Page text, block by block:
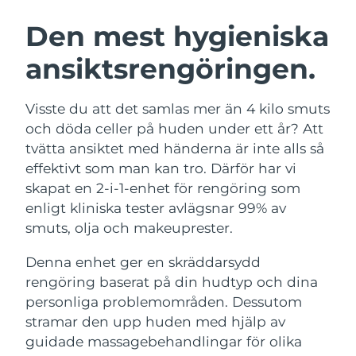
Den mest hygieniska
ansiktsrengöringen.
Visste du att det samlas mer än 4 kilo smuts
och döda celler på huden under ett år? Att
tvätta ansiktet med händerna är inte alls så
effektivt som man kan tro. Därför har vi
skapat en 2-i-1-enhet för rengöring som
enligt kliniska tester avlägsnar 99% av
smuts, olja och makeuprester.
Denna enhet ger en skräddarsydd
rengöring baserat på din hudtyp och dina
personliga problemområden. Dessutom
stramar den upp huden med hjälp av
guidade massagebehandlingar för olika
LUNA™ 4-paket
Anti-aging massage
LUNA™ 4 Plus
Massage, LED heating
LUNA™ 4 Men
For men, anti-aging massage
BEAR™ 2-paket
Microcurrent toning
BEAR™ 2 go
Microcurrent toning on-the-go
BEAR™ 2 eyes & lips
Microcurrent line smoothing device
Återfuktning
UFO™ 3-paket
Deep facial hydration
UFO™ 3 LED
Near-infrared and red light therapy
device
Munvård
issa™ 4
Hybrid silicone sonic toothbrush
issa™ 4 plus
Smart hybrid silicone sonic toothbrush
FAQ™ ANTI-AGING-BEHANDLING
Anti-aging LED-behandlingar
NEW
Australien Förväntad leverans 12/08/2026
Österrike
Förväntad leverans
09/08/2026
Bahrain Förväntad leverans10/08/2026
Belgien
Förväntad leverans
09/08/2026
Bermuda Förväntad leverans
Bosnien och
Hercegovina
Brunei Förväntad leverans14/08/2026
Bulgarien
Förväntad leverans
09/08/2026